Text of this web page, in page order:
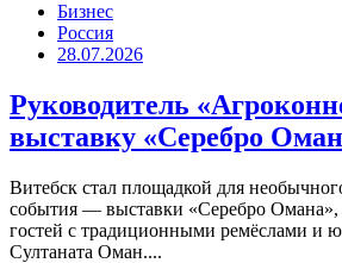
Бизнес
Россия
28.07.2026
Руководитель
выставку «Серебро
Витебск стал площадкой для
события — выставки «Серебро Омана»,
гостей с традиционными ремёслами и
Султаната Оман....